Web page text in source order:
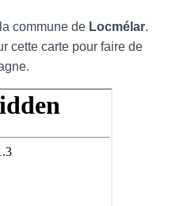
commune de Locmélar.
cette carte pour faire de